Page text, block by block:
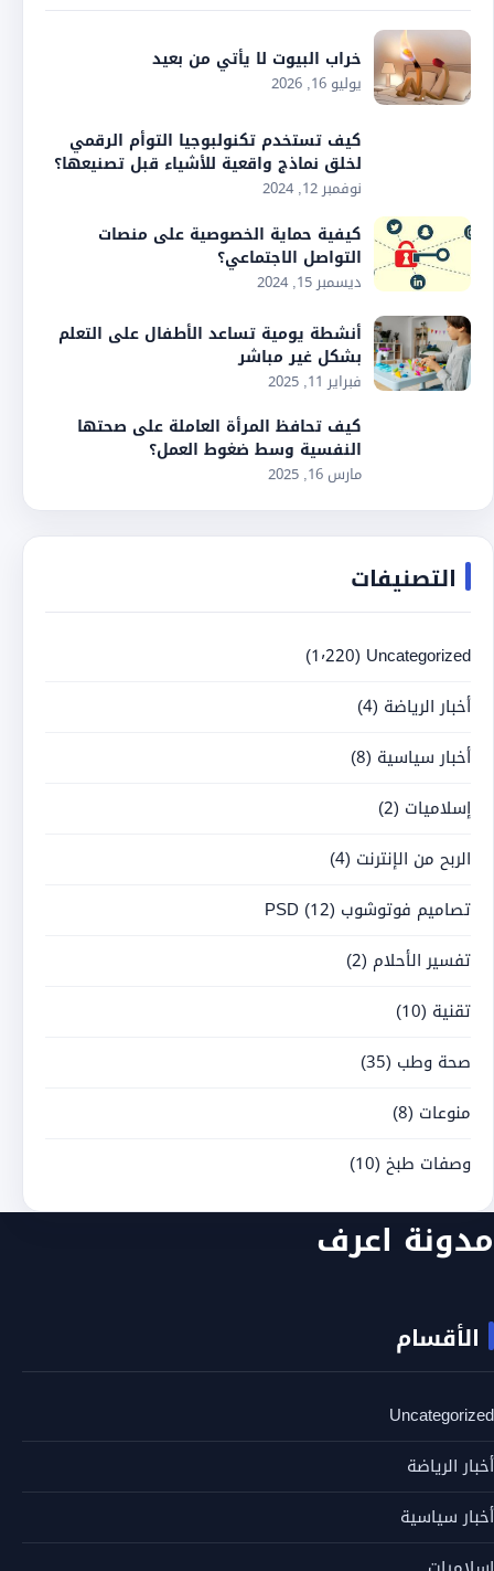
خراب البيوت لا يأتي من بعيد
يوليو 16, 2026
كيف تستخدم تكنولبوجيا التوأم الرقمي
لخلق نماذج واقعية للأشياء قبل تصنيعها؟
نوفمبر 12, 2024
كيفية حماية الخصوصية على منصات
التواصل الاجتماعي؟
ديسمبر 15, 2024
أنشطة يومية تساعد الأطفال على التعلم
بشكل غير مباشر
فبراير 11, 2025
كيف تحافظ المرأة العاملة على صحتها
النفسية وسط ضغوط العمل؟
مارس 16, 2025
التصنيفات
Uncategorized (1٬220)
أخبار الرياضة (4)
أخبار سياسية (8)
إسلاميات (2)
الربح من الإنترنت (4)
تصاميم فوتوشوب PSD (12)
تفسير الأحلام (2)
تقنية (10)
صحة وطب (35)
منوعات (8)
وصفات طبخ (10)
مدونة اعرف
الأقسام
Uncategorized
أخبار الرياضة
أخبار سياسية